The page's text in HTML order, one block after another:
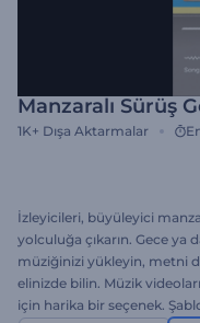
Manzaralı Sürüş
1K+ Dışa Aktarmalar
İzleyicileri, büyüleyici
yolculuğa çıkarın. Gece ya
müziğinizi yükleyin, metni
elinizde bilin. Müzik
için harika bir seçenek.